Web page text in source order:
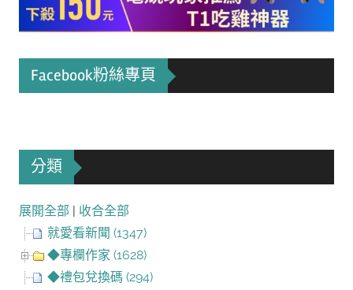
Facebook粉絲專頁
分類
展開全部 | 收合全部
就愛看新聞 (1347)
◆專欄作家 (1628)
◆禮包兌換碼 (294)